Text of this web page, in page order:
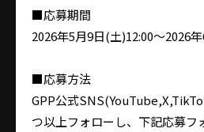
■応募期間
2026年5月9日(土)12:00〜2026
■応募方法
GPP公式
つ以上フォローし、下記応募フ